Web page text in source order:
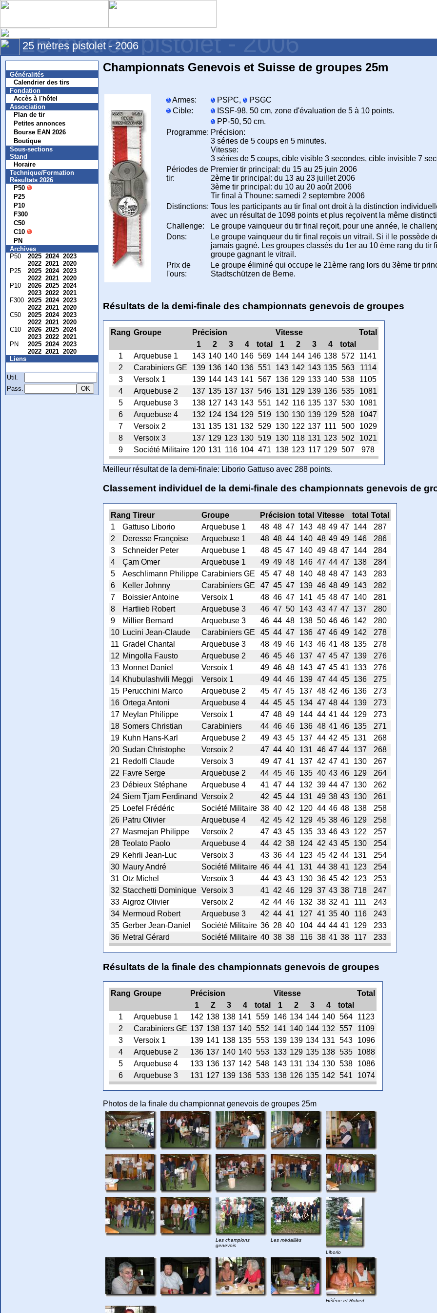
25 mètres pistolet - 2006
25 mètres pistolet - 2006
Généralités
Calendrier des tirs
Fondation
Accès à l'hôtel
Association
Plan de tir
Petites annonces
Bourse EAN 2026
Boutique
Sous-sections
Stand
Horaire
Technique/Formation
Résultats 2026
P50
P25
P10
F300
C50
C10
PN
Archives
P50
2025 2024 2023
2022 2021 2020
P25
2025 2024 2023
2022 2021 2020
P10
2026 2025 2024
2023 2022 2021
F300 2025 2024 2023
2022 2021 2020
C50
2025 2024 2023
2022 2021 2020
C10
2026 2025 2024
2023 2022 2021
PN
2025 2024 2023
2022 2021 2020
Liens
Util.
Pass.
Championnats Genevois et Suisse de groupes 25m
Armes: PSPC,
PSGC
Cible:
ISSF-98, 50 cm, zone d'évaluation de 5 à 10 points.
PP-50, 50 cm.
Programme: Précision:
3 séries de 5 coups en 5 minutes.
Vitesse:
3 séries de 5 coups, cible visible 3 secondes, cible invisible 7
Périodes de
tir:
Premier tir principal: du 15 au 25 juin 2006
2ème tir principal: du 13 au 23 juillet 2006
3ème tir principal: du 10 au 20 août 2006
Tir final à Thoune: samedi 2 septembre 2006
Distinctions: Tous les participants au tir final ont droit à la distinction
avec un résultat de 1098 points et plus reçoivent la même
Challenge:
Le groupe vainqueur du tir final reçoit, pour une année, le
Dons:
Le groupe vainqueur du tir final reçois un vitrail. Si il le possède
jamais gagné. Les groupes classés du 1er au 10 ème rang du
groupe gagnant le vitrail.
Prix de
l'ours:
Le groupe éliminé qui occupe le 21ème rang lors du 3ème tir
Stadtschützen de Berne.
Résultats de la demi-finale des championnats genevois de groupes
Rang Groupe Précision Vitesse
Total
1
2 3 4 total 1 2 3 4
total
1
Arquebuse 1 143 140 140 146 569 144 144 146 138 572
1141
2
Carabiniers GE 139 136 140 136 551 143 142 143 135 563
1114
3
Versolx 1 139 144 143 141 567 136 129 133 140 538
1105
4
Arquebuse 2 137 135 137 137 546 131 129 139 136 535
1081
5
Arquebuse 3 138 127 143 143 551 142 116 135 137 530
1081
6
Arquebuse 4 132 124 134 129 519 130 130 139 129 528
1047
7
Versoix 2 131 135 131 132 529 130 122 137 111 500
1029
8
Versoix 3 137 129 123 130 519 130 118 131 123 502
1021
9
Société Militaire 120 131 116 104 471 138 123 117 129 507 978
Meilleur résultat de la demi-finale: Liborio Gattuso avec 288 points.
Classement individuel de la demi-finale des championnats genevois de
Rang Tireur Groupe Précision total Vitesse total Total
1
Gattuso Liborio Arquebuse 1 48 48 47 143 48 49 47 144
287
2
Deresse Françoise Arquebuse 1 48 48 44 140 48 49 49 146
286
3
Schneider Peter Arquebuse 1 48 45 47 140 49 48 47 144
284
4
Çam Omer Arquebuse 1 49 49 48 146 47 44 47 138
284
5
Aeschlimann Philippe Carabiniers GE 45 47 48 140 48 48 47 143
283
6
Keller Johnny Carabiniers GE 47 45 47 139 46 48 49 143
282
7
Boissier Antoine Versoix 1 48 46 47 141 45 48 47 140
281
8
Hartlieb Robert Arquebuse 3 46 47 50 143 43 47 47 137
280
9
Millier Bernard Arquebuse 3 46 44 48 138 50 46 46 142
280
10 Lucini Jean-Claude Carabiniers GE 45 44 47 136 47 46 49 142
278
11 Gradel Chantal Arquebuse 3 48 49 46 143 46 41 48 135
278
12 Mingolla Fausto Arquebuse 2 46 45 46 137 47 45 47 139
276
13 Monnet Daniel Versoix 1 49 46 48 143 47 45 41 133
276
14 Khubulashvili Meggi Versoix 1 49 44 46 139 47 44 45 136
275
15 Perucchini Marco Arquebuse 2 45 47 45 137 48 42 46 136
273
16 Ortega Antoni Arquebuse 4 44 45 45 134 47 48 44 139
273
17 Meylan Philippe Versoix 1 47 48 49 144 44 41 44 129
273
18 Somers Christian Carabiniers 44 46 46 136 48 41 46 135
271
19 Kuhn Hans-Karl Arquebuse 2 49 43 45 137 44 42 45 131
268
20 Sudan Christophe Versoix 2 47 44 40 131 46 47 44 137
268
21 Redolfi Claude Versoix 3 49 47 41 137 42 47 41 130
267
22 Favre Serge Arquebuse 2 44 45 46 135 40 43 46 129
264
23 Débieux Stéphane Arquebuse 4 41 47 44 132 39 44 47 130
262
24 Siem Tjam Ferdinand Versoix 2 42 45 44 131 49 38 43 130
261
25 Loefel Frédéric Société Militaire 38 40 42 120 44 46 48 138
258
26 Patru Olivier Arquebuse 4 42 45 42 129 45 38 46 129
258
27 Masmejan Philippe Versoïx 2 47 43 45 135 33 46 43 122
257
28 Teolato Paolo Arquebuse 4 44 42 38 124 42 43 45 130
254
29 Kehrli Jean-Luc Versoix 3 43 36 44 123 45 42 44 131
254
30 Maury André Société Militaire 46 44 41 131 44 38 41 123
254
31 Otz Michel Versoïx 3 44 43 43 130 36 45 42 123
253
32 Stacchetti Dominique Versoix 3 41 42 46 129 37 43 38 718
247
33 Aigroz Olivier Versoix 2 42 44 46 132 38 32 41 111
243
34 Mermoud Robert Arquebuse 3 42 44 41 127 41 35 40 116
243
35 Gerber Jean-Daniel Société Militaire 36 28 40 104 44 44 41 129
233
36 Metral Gérard Société Militaire 40 38 38 116 38 41 38 117 233
Résultats de la finale des championnats genevois de groupes
Rang Groupe Précision Vitesse
Total
1
Z 3 4 total 1 2 3 4
total
1
Arquebuse 1 142 138 138 141 559 146 134 144 140 564
1123
2
Carabiniers GE 137 138 137 140 552 141 140 144 132 557
1109
3
Versoix 1 139 141 138 135 553 139 139 134 131 543
1096
4
Arquebuse 2 136 137 140 140 553 133 129 135 138 535
1088
5
Arquebuse 4 133 136 137 142 548 143 131 134 130 538
1086
6
Arquebuse 3 131 127 139 136 533 138 126 135 142 541 1074
Photos de la finale du championnat genevois de groupes 25m
Les champions
genevois
Les médaillés
Liborio
Hélène et Robert